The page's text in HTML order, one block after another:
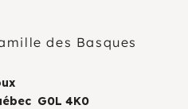
des Basques
G0L 4K0